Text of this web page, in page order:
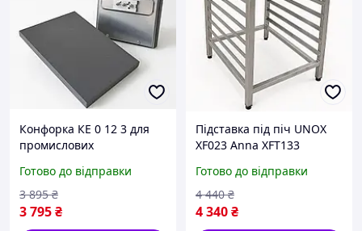
Конфорка КЕ 0 12 3 для
промислових
Готово до відправки
3 795₴
3 895 ₴
Підставка під піч UNOX
XF023 Anna XFT133
Готово до відправки
4 340₴
4 440 ₴